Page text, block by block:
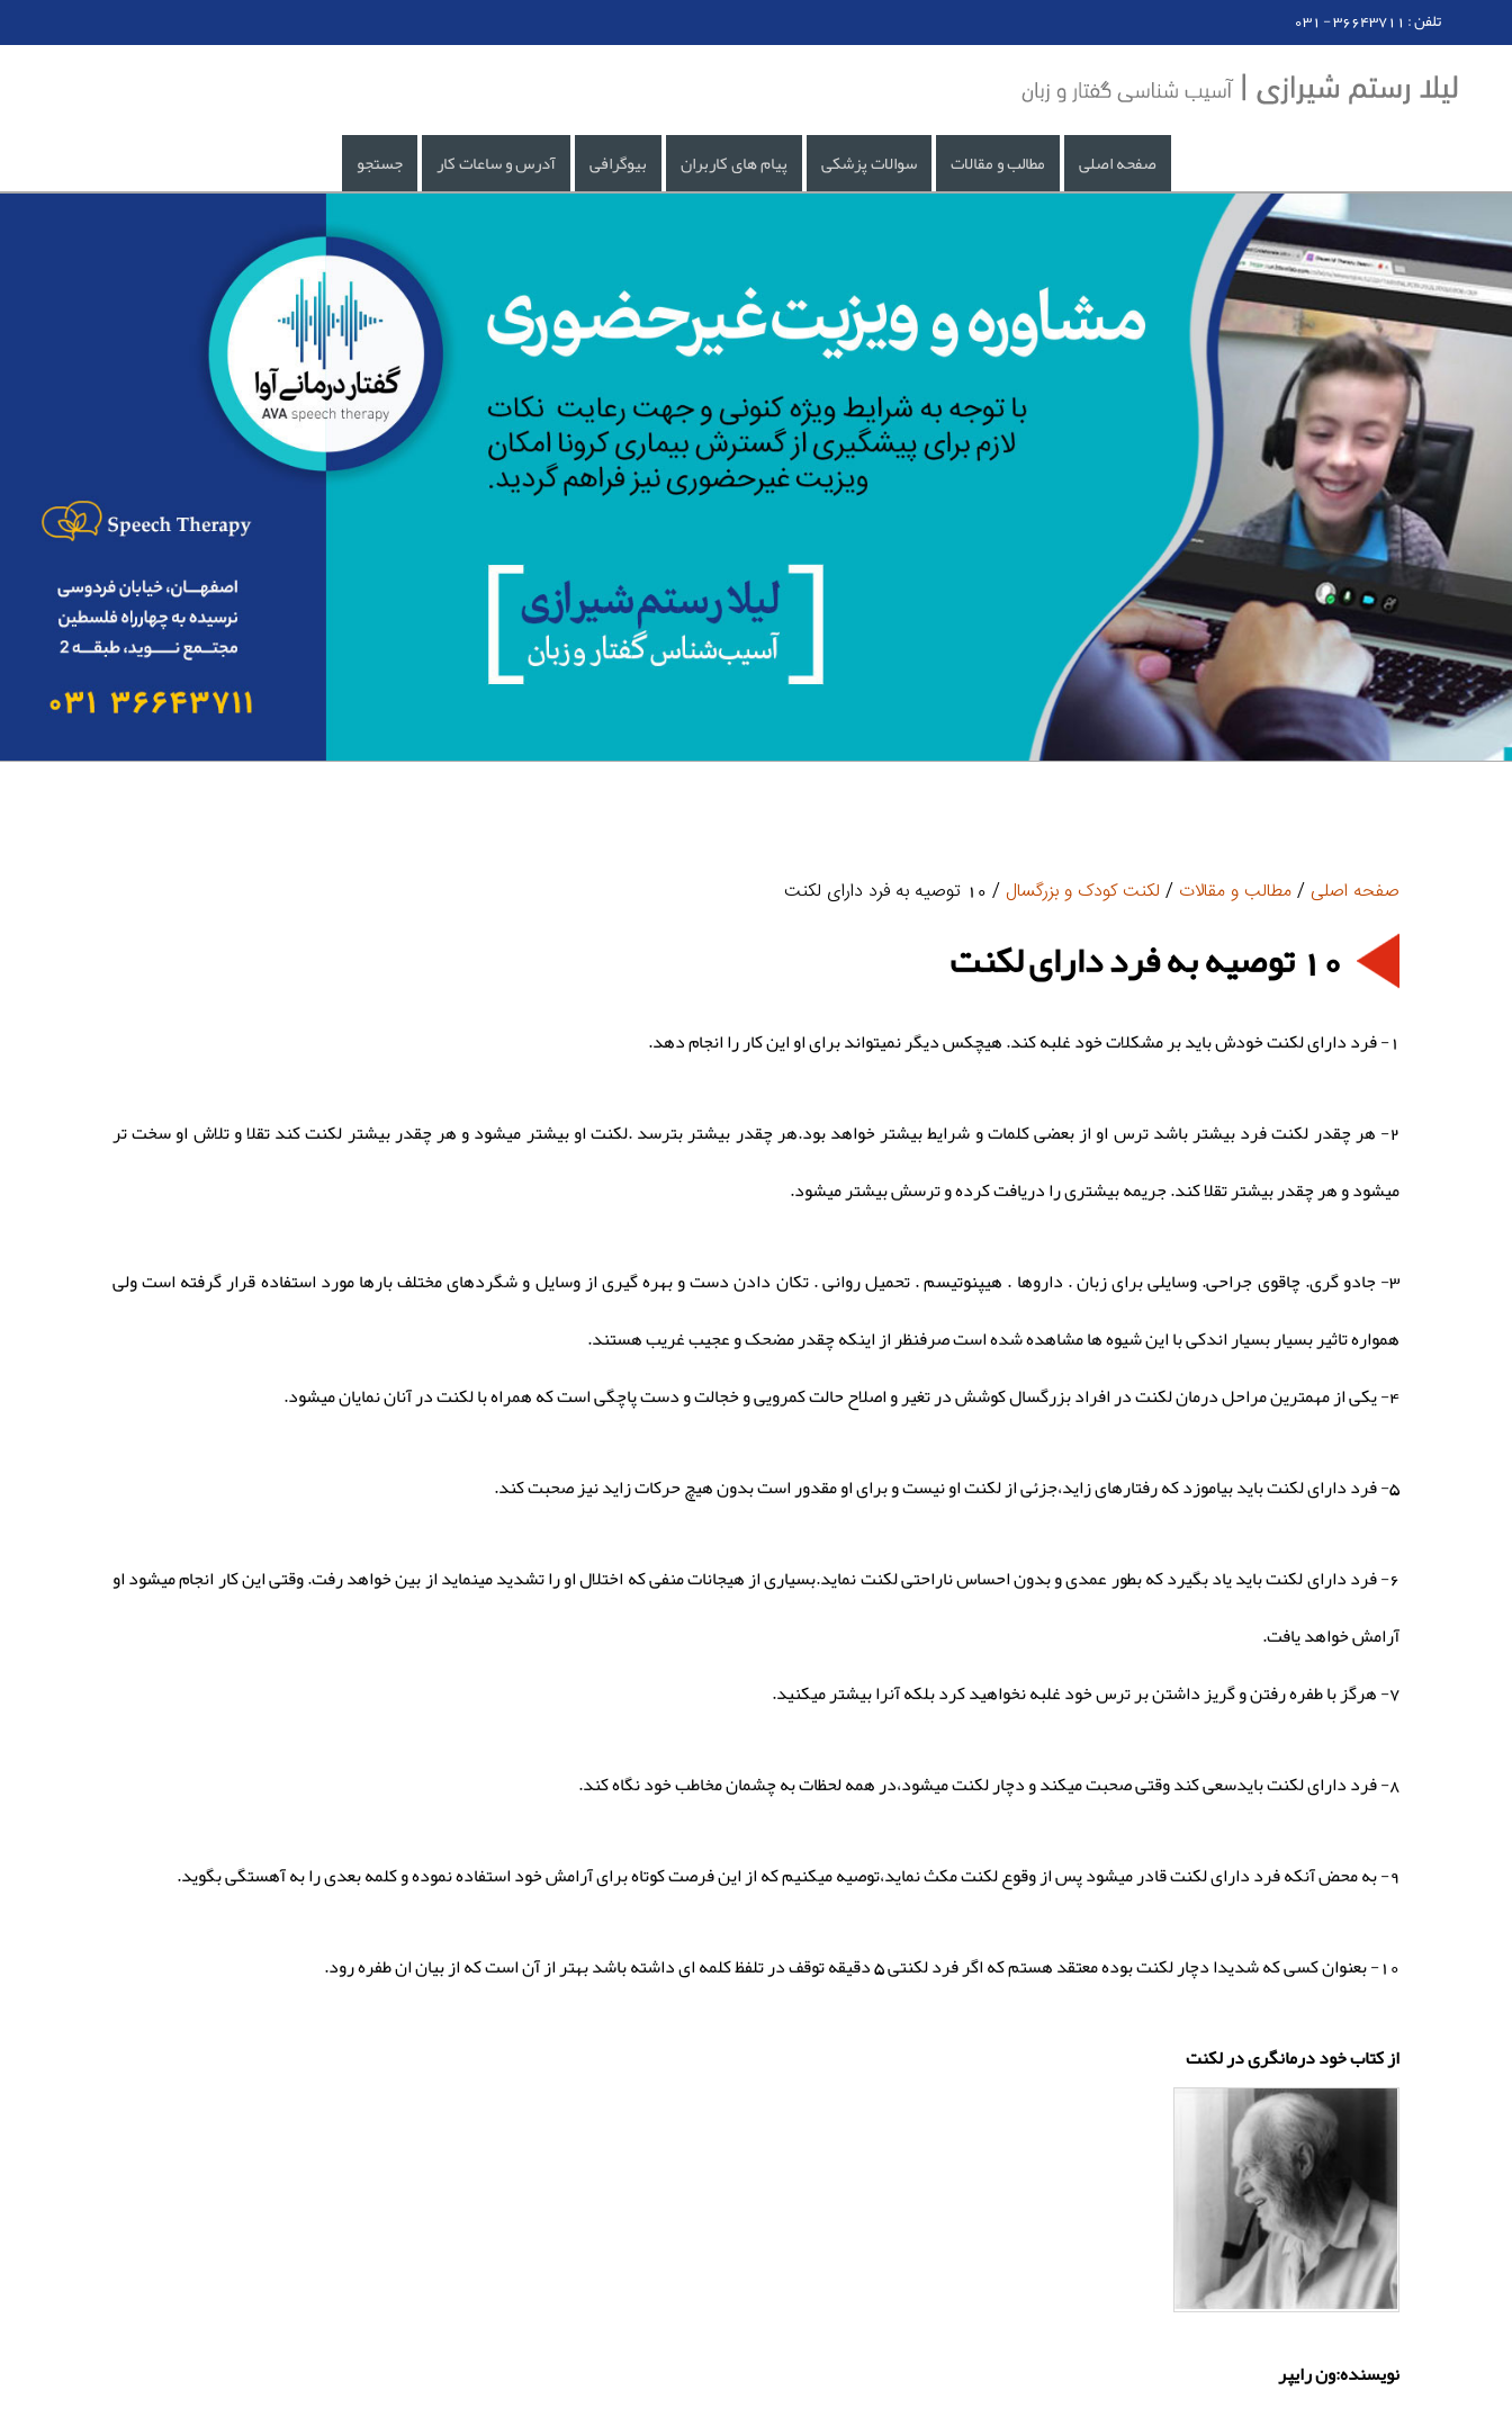
031 - تلفن : 36643711
صفحه اصلی مطالب و مقالات سوالات پزشکی پیام های کاربران بیوگرافی آدرس و ساعات کار جستجو
صفحه اصلی / مطالب و مقالات / لکنت کودک و بزرگسال / 10 توصیه به فرد دارای لکنت
10 توصیه به فرد دارای لکنت
1- فرد دارای لکنت خودش باید بر مشکلات خود غلبه کند. هیچکس دیگر نمیتواند برای او این کار را انجام دهد.
2- هر چقدر لکنت فرد بیشتر باشد ترس او از بعضی کلمات و شرایط بیشتر خواهد بود.هر چقدر بیشتر بترسد .لکنت او بیشتر میشود و هر چقدر بیشتر لکنت کند تقلا و تلاش او سخت تر
میشود و هر چقدر بیشتر تقلا کند. جریمه بیشتری را دریافت کرده و ترسش بیشتر میشود.
3- جادو گری. چاقوی جراحی. وسایلی برای زبان . داروها . هیپنوتیسم . تحمیل روانی . تکان دادن دست و بهره گیری از وسایل و شگردهای مختلف بارها مورد استفاده قرار گرفته است ولی
همواره تاثیر بسیار بسیار اندکی با این شیوه ها مشاهده شده است صرفنظر از اینکه چقدر مضحک و عجیب غریب هستند.
4- یکی از مهمترین مراحل درمان لکنت در افراد بزرگسال کوشش در تغیر و اصلاح حالت کمرویی و خجالت و دست پاچگی است که همراه با لکنت در آنان نمایان میشود.
5- فرد دارای لکنت باید بیاموزد که رفتارهای زاید،جزئی از لکنت او نیست و برای او مقدور است بدون هیچ حرکات زاید نیز صحبت کند.
6- فرد دارای لکنت باید یاد بگیرد که بطور عمدی و بدون احساس ناراحتی لکنت نماید.بسیاری از هیجانات منفی که اختلال او را تشدید مینماید از بین خواهد رفت. وقتی این کار انجام میشود او
آرامش خواهد یافت.
7- هرگز با طفره رفتن و گریز داشتن بر ترس خود غلبه نخواهید کرد بلکه آنرا بیشتر میکنید.
8- فرد دارای لکنت بایدسعی کند وقتی صحبت میکند و دچار لکنت میشود،در همه لحظات به چشمان مخاطب خود نگاه کند.
9- به محض آنکه فرد دارای لکنت قادر میشود پس از وقوع لکنت مکث نماید،توصیه میکنیم که از این فرصت کوتاه برای آرامش خود استفاده نموده و کلمه بعدی را به آهستگی بگوید.
10- بعنوان کسی که شدیدا دچار لکنت بوده معتقد هستم که اگر فرد لکنتی 5 دقیقه توقف در تلفظ کلمه ای داشته باشد بهتر از آن است که از بیان ان طفره رود.
از کتاب خود درمانگری در لکنت
نویسنده:ون رایپر